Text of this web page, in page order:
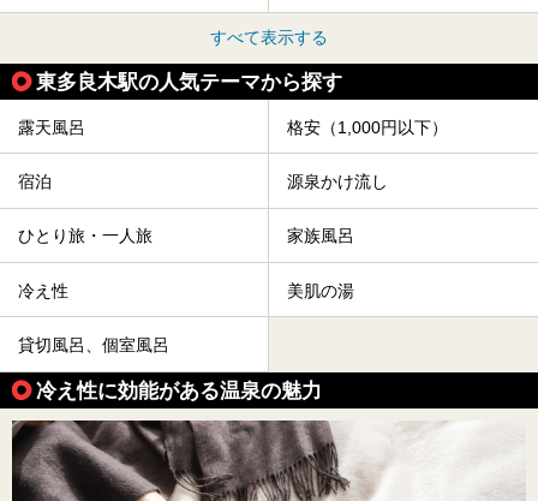
すべて表示する
東多良木駅の人気テーマから探す
露天風呂 格安（1,000円以下）
宿泊 源泉かけ流し
ひとり旅・一人旅 家族風呂
冷え性 美肌の湯
貸切風呂、個室風呂
冷え性に効能がある温泉の魅力